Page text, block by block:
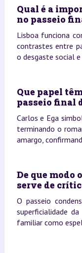
Qual é a
no passeio
Lisboa funciona
contrastes entre
o desgaste social
Que papel
passeio final
Carlos e Ega
terminando o
amargo,
De que modo
serve de
O passeio
superficialidade
familiar como